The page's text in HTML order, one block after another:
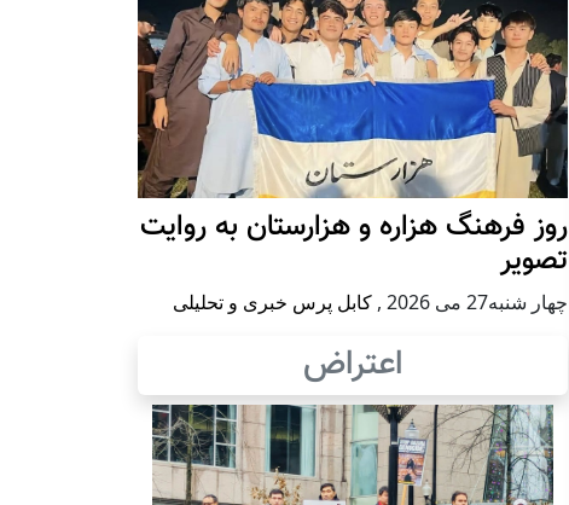
روز فرهنگ هزاره و هزارستان به روایت
تصویر
چهار شنبه27 می 2026 , کابل پرس خبری و تحلیلی
اعتراض